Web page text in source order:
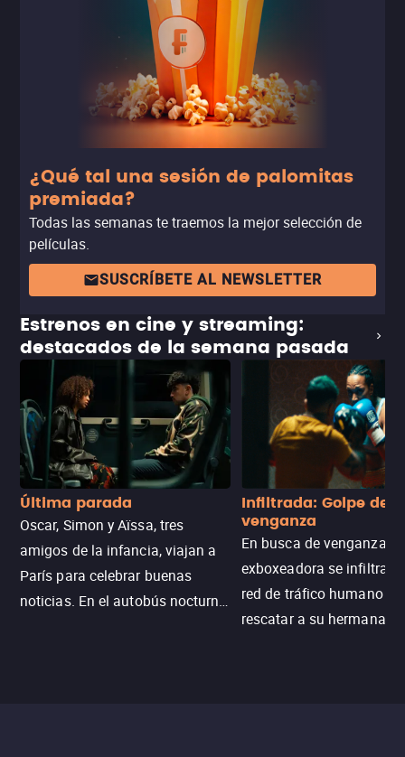
¿Qué tal una sesión de palomitas
premiada?
Todas las semanas te traemos la mejor selección de
películas.
SUSCRÍBETE AL NEWSLETTER
Estrenos en cine y streaming:
destacados de la semana pasada
Última parada
Oscar, Simon y Aïssa, tres
amigos de la infancia, viajan a
París para celebrar buenas
noticias. En el autobús nocturno
Infiltrada: Golpe de
venganza
En busca de venganza,
exboxeadora se infiltra
red de tráfico humano
rescatar a su hermana